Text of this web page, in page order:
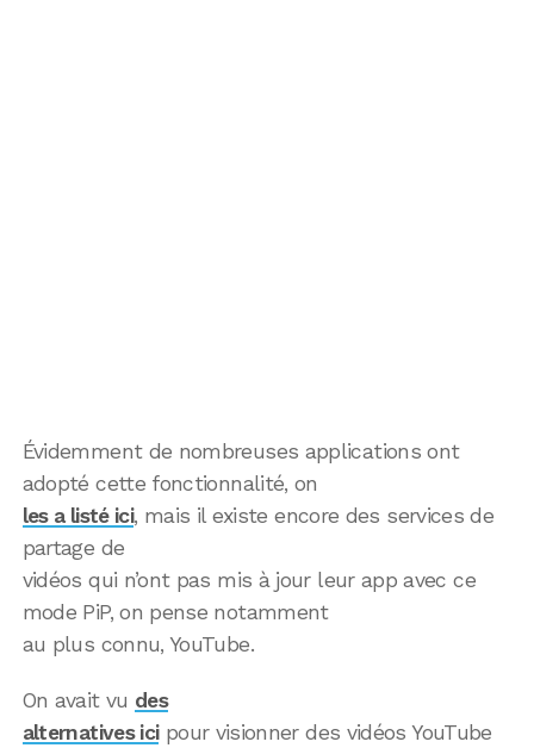
Évidemment de nombreuses applications ont
adopté cette fonctionnalité, on
les a listé ici, mais il existe encore des services de
partage de
vidéos qui n’ont pas mis à jour leur app avec ce
mode PiP, on pense notamment
au plus connu, YouTube.
On avait vu des
alternatives icipour visionner des vidéos YouTube